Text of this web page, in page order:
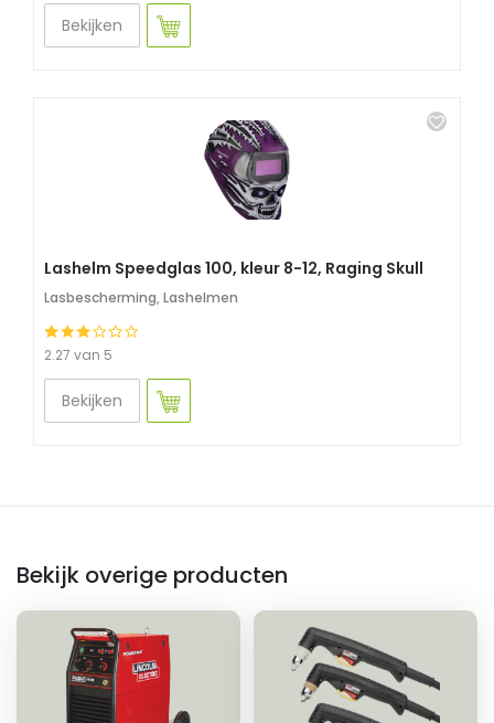
Bekijken
Lashelm Speedglas 100, kleur 8-12, Raging Skull
Lasbescherming, Lashelmen
2.27 van 5
Bekijken
Bekijk overige producten